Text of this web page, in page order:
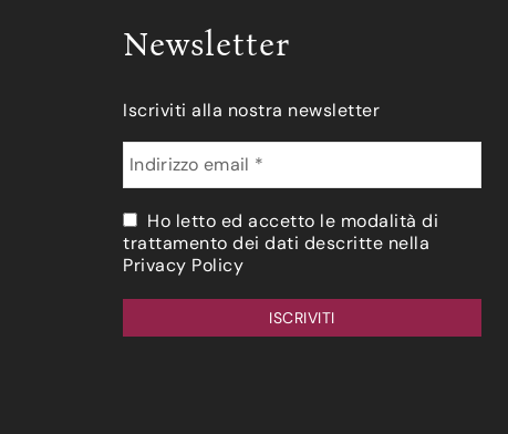
Newsletter
Iscriviti alla nostra newsletter
Ho letto ed accetto le modalità di
trattamento dei dati descritte nella
Privacy Policy